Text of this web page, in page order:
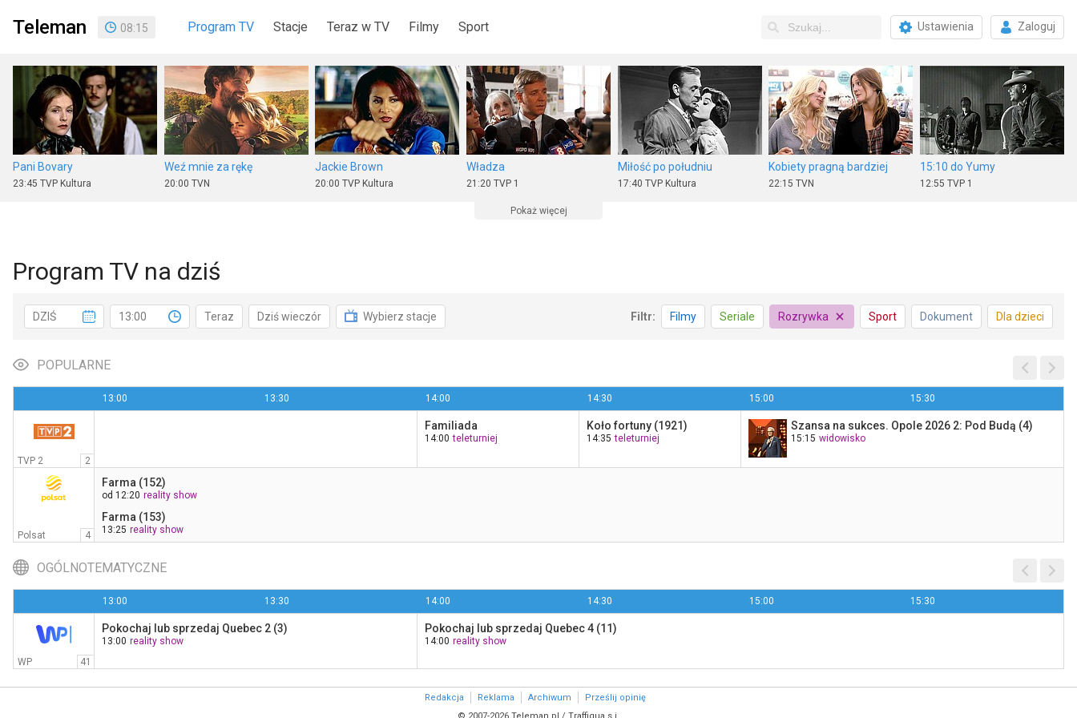
Teleman 08:15 Program TV Stacje Teraz w TV Filmy Sport Ustawienia Zaloguj
Pani Bovary
23:45 TVP Kultura
Weź mnie za rękę
20:00 TVN
Jackie Brown
20:00 TVP Kultura
Władza
21:20 TVP 1
Miłość po południu
17:40 TVP Kultura
Kobiety pragną bardziej
22:15 TVN
15:10 do Yumy
12:55 TVP 1
W krzywym zwierciadle: Europejskie wakacje
14:40TVN
Ława przysięgłych
17:25 Stopklatka 20:00 TVP 2
Nigdy nie mów nigdy
23:05TVP 2
Piłka nożna kobiet: ORLEN Ekstraliga
10:25TVP Sport
Królową być
12:45TV 4
Familiada
14:00 TVP 2
Pokaż więcej
Program TV na dziś
DZIŚ 13:00 Teraz Dziś wieczór Wybierz stacje Filtr: Filmy Seriale Rozrywka Sport Dokument Dla dzieci
POPULARNE
13:00 13:30 14:00 14:30 15:00 15:30
TVP 2 2
Familiada
14:00 teleturniej
Koło fortuny (1921)
14:35 teleturniej
Szansa na sukces. Opole 2026 2: Pod Budą (4)
15:15 widowisko
Polsat 4
Farma (152)
od 12:20 reality show
Farma (153)
13:25 reality show
OGÓLNOTEMATYCZNE
13:00 13:30 14:00 14:30 15:00 15:30
WP 41
Pokochaj lub sprzedaj Quebec 2 (3)
13:00 reality show
Pokochaj lub sprzedaj Quebec 4 (11)
14:00 reality show
Redakcja Reklama Archiwum
Prześlij opinię